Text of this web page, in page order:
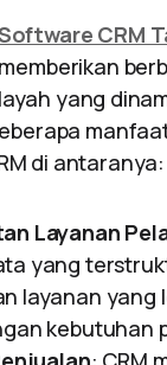
CRM
yang
di antaranya:
Layanan
yang
layanan yang
kebutuhan